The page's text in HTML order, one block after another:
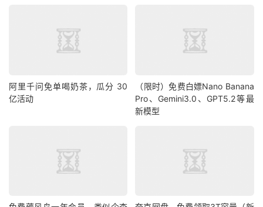
阿里千问免单喝奶茶，瓜分 30
亿活动
（限时）免费白嫖Nano Banana
Pro、Gemini3.0、GPT5.2等最
新模型